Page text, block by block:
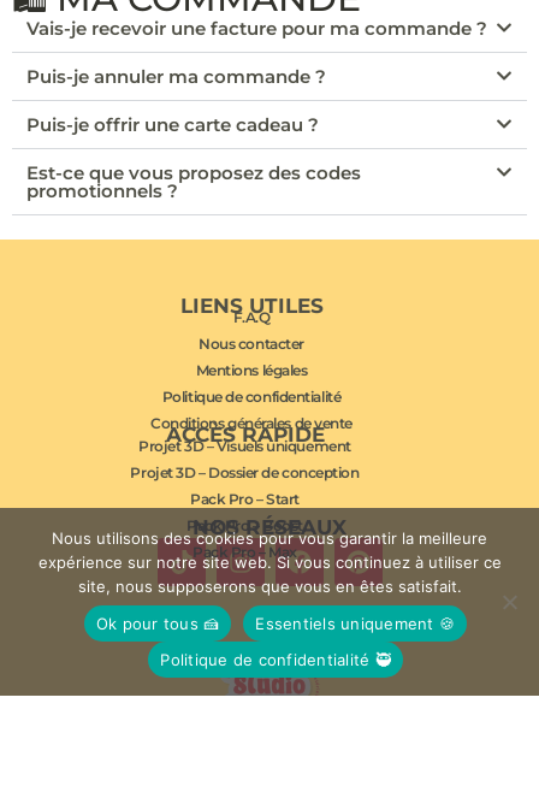
Vais-je recevoir une facture pour ma commande ?
Puis-je annuler ma commande ?
Puis-je offrir une carte cadeau ?
Est-ce que vous proposez des codes
promotionnels ?
NOS RÉSEAUX
ACCÈS RAPIDE
Projet 3D – Visuels uniquement
Projet 3D – Dossier de conception
Pack Pro – Start
Pack Pro – Boost
Pack Pro – Max
LIENS UTILES
F.A.Q
Nous contacter
Mentions légales
Politique de confidentialité
Conditions générales de vente
Nous utilisons des cookies pour vous garantir la meilleure
expérience sur notre site web. Si vous continuez à utiliser ce
site, nous supposerons que vous en êtes satisfait.
Ok pour tous 🍰
Essentiels uniquement 🍪
Politique de confidentialité 🥷